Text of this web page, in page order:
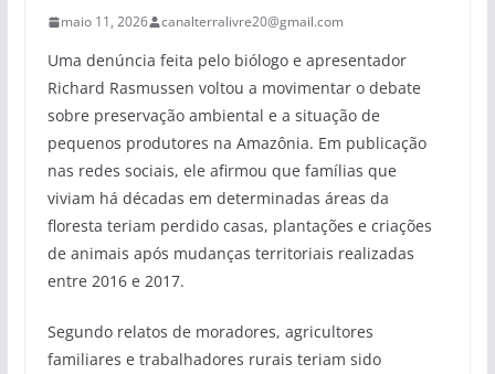
maio 11, 2026 canalterralivre20@gmail.com
Uma denúncia feita pelo biólogo e apresentador
Richard Rasmussen voltou a movimentar o debate
sobre preservação ambiental e a situação de
pequenos produtores na Amazônia. Em publicação
nas redes sociais, ele afirmou que famílias que
viviam há décadas em determinadas áreas da
floresta teriam perdido casas, plantações e criações
de animais após mudanças territoriais realizadas
entre 2016 e 2017.
Segundo relatos de moradores, agricultores
familiares e trabalhadores rurais teriam sido